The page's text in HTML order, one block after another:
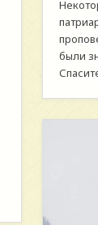
были